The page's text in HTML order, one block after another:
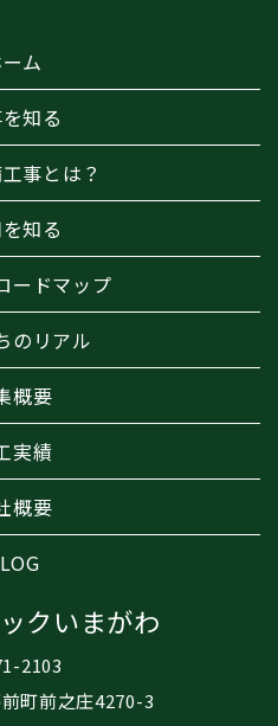
ム
知る
事とは？
知る
ードマップ
のリアル
概要
実績
概要
クいまがわ
2103
町前之庄4270-3